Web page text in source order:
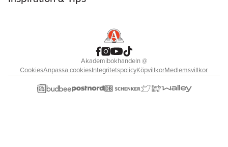
Akademibokhandeln@
CookiesAnpassa cookiesIntegritetspolicyKöpvillkorMedlemsvillkor